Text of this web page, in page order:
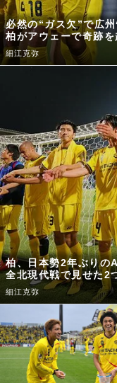
必然の“ガス欠”で広
柏がアウェーで奇跡
細江克弥
柏、日本勢2年ぶりの
全北現代戦で見せた2
細江克弥